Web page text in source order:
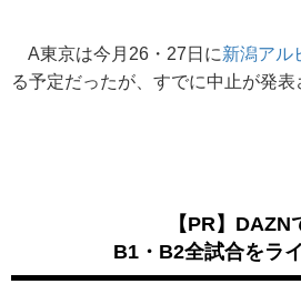
A東京は今月26・27日に新潟アル
る予定だったが、すでに中止が発表
【PR】DAZN
B1・B2全試合をラ